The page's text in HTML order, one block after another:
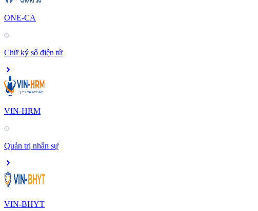
ONE-CA
Chữ ký số điện tử
VIN-HRM
Quản trị nhân sự
VIN-BHYT